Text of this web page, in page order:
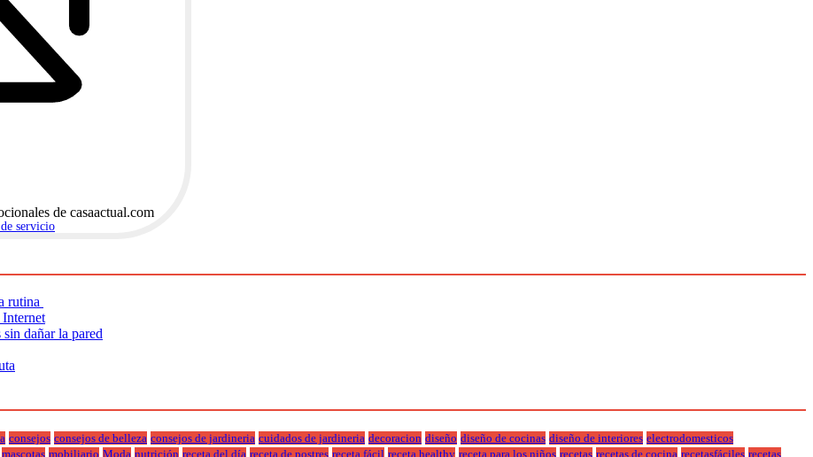
de casaactual.com
servicio
rutina
dañar la pared
consejos consejos de belleza consejos de jardineria cuidados de jardineria decoracion diseño diseño de cocinas diseño de interiores electrodomesticos
mascotas mobiliario Moda nutrición receta del día receta de postres receta fácil receta healthy receta para los niños recetas recetas de cocina recetasfáciles recetas